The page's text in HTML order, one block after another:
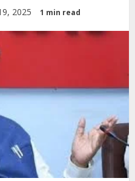
2025 1 min read